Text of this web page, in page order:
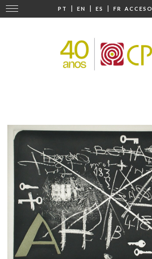
PT | EN | ES | FR ACCESO
Cambiar
navegación